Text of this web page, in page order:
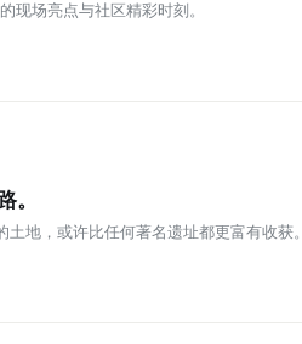
现场亮点与社区精彩时刻。
。
土地，或许比任何著名遗址都更富有收获。